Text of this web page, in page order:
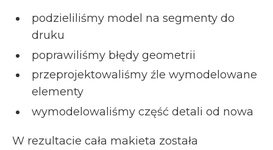
podzieliliśmy model na segmenty do
druku
poprawiliśmy błędy geometrii
przeprojektowaliśmy źle wymodelowane
elementy
wymodelowaliśmy część detali od nowa
W rezultacie cała makieta została